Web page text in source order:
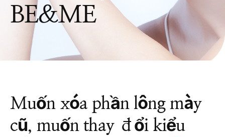
BE&ME
Muốn xóa phần lông mày
cũ, muốn thay đổi kiểu